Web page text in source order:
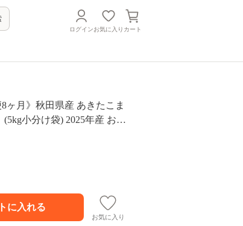
ログインお気に入り カート
ヶ月》秋田県産 あきたこま
(5kg小分け袋) 2025年産 お届
おもり 秋田 お米 あきたこ
北秋田市 定期便 毎月お届
お気に入り